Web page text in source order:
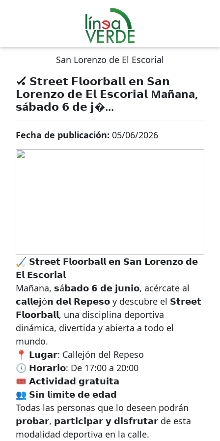
San Lorenzo de El Escorial
🏑 𝗦𝘁𝗿𝗲𝗲𝘁 𝗙𝗹𝗼𝗼𝗿𝗯𝗮𝗹𝗹 𝗲𝗻 𝗦𝗮𝗻
𝗟𝗼𝗿𝗲𝗻𝘇𝗼 𝗱𝗲 𝗘𝗹 𝗘𝘀𝗰𝗼𝗿𝗶𝗮𝗹 Mañana,
𝘀á𝗯𝗮𝗱𝗼 𝟲 𝗱𝗲 𝗷�...
Fecha de publicación: 05/06/2026
🏑 𝗦𝘁𝗿𝗲𝗲𝘁 𝗙𝗹𝗼𝗼𝗿𝗯𝗮𝗹𝗹 𝗲𝗻 𝗦𝗮𝗻 𝗟𝗼𝗿𝗲𝗻𝘇𝗼 𝗱𝗲
𝗘𝗹 𝗘𝘀𝗰𝗼𝗿𝗶𝗮𝗹
Mañana, 𝘀á𝗯𝗮𝗱𝗼 𝟲 𝗱𝗲 𝗷𝘂𝗻𝗶𝗼, acércate al
𝗰𝗮𝗹𝗹𝗲𝗷ó𝗻 𝗱𝗲𝗹 𝗥𝗲𝗽𝗲𝘀𝗼 y descubre el 𝗦𝘁𝗿𝗲𝗲𝘁
𝗙𝗹𝗼𝗼𝗿𝗯𝗮𝗹𝗹, una disciplina deportiva
dinámica, divertida y abierta a todo el
mundo.
📍 𝗟𝘂𝗴𝗮𝗿: Callejón del Repeso
🕔 𝗛𝗼𝗿𝗮𝗿𝗶𝗼: De 17:00 a 20:00
🎟️ 𝗔𝗰𝘁𝗶𝘃𝗶𝗱𝗮𝗱 𝗴𝗿𝗮𝘁𝘂𝗶𝘁𝗮
👥 𝗦𝗶𝗻 𝗹í𝗺𝗶𝘁𝗲 𝗱𝗲 𝗲𝗱𝗮𝗱
Todas las personas que lo deseen podrán
𝗽𝗿𝗼𝗯𝗮𝗿, 𝗽𝗮𝗿𝘁𝗶𝗰𝗶𝗽𝗮𝗿 𝘆 𝗱𝗶𝘀𝗳𝗿𝘂𝘁𝗮𝗿 de esta
modalidad deportiva en la calle.